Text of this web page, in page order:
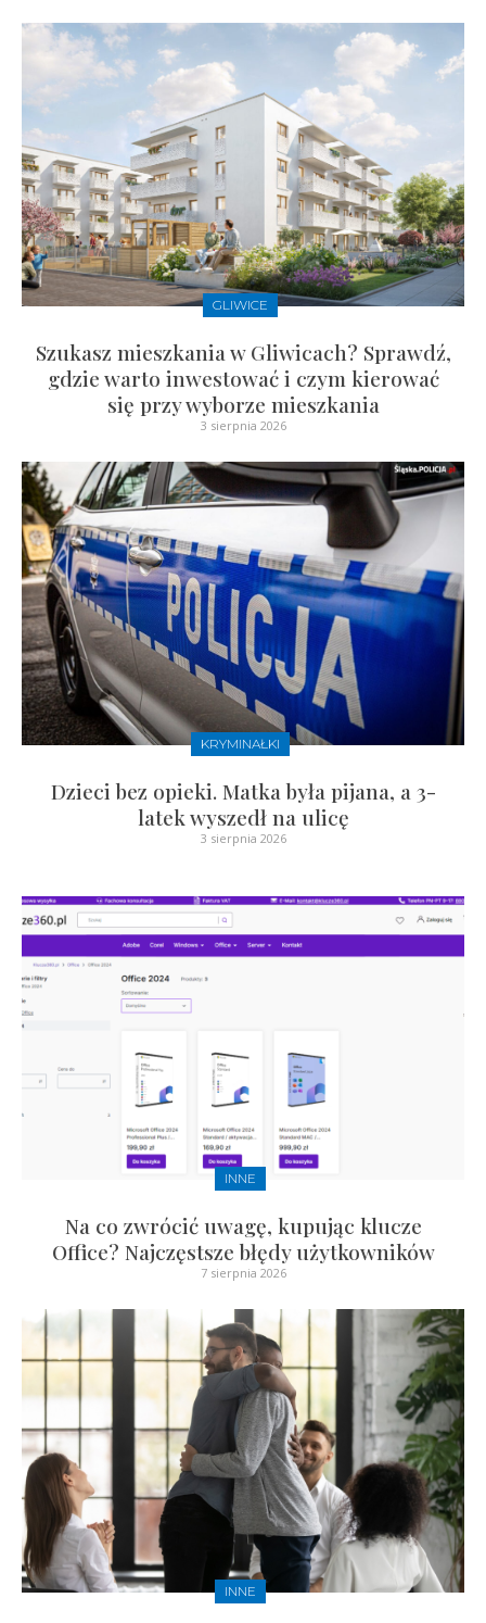
GLIWICE
Szukasz mieszkania w Gliwicach? Sprawdź,
gdzie warto inwestować i czym kierować
się przy wyborze mieszkania
3 sierpnia 2026
KRYMINAŁKI
Dzieci bez opieki. Matka była pijana, a 3-
latek wyszedł na ulicę
3 sierpnia 2026
INNE
Na co zwrócić uwagę, kupując klucze
Office? Najczęstsze błędy użytkowników
7 sierpnia 2026
INNE